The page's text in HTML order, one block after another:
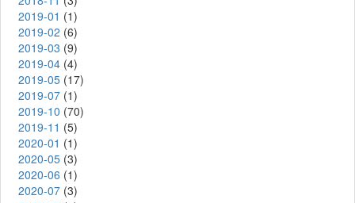
2019-01 (1)
2019-02 (6)
2019-03 (9)
2019-04 (4)
2019-05 (17)
2019-07 (1)
2019-10 (70)
2019-11 (5)
2020-01 (1)
2020-05 (3)
2020-06 (1)
2020-07 (3)